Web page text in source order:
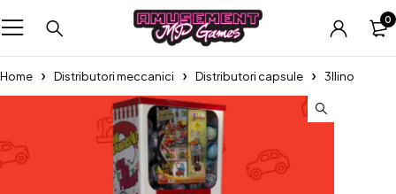
0
Home Distributori meccanici Distributori capsule 3llino